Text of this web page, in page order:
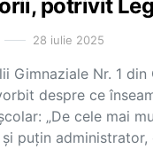
potrivit
28 iulie 2025
Gimnaziale Nr. 1 din
despre ce
„De cele mai
puțin